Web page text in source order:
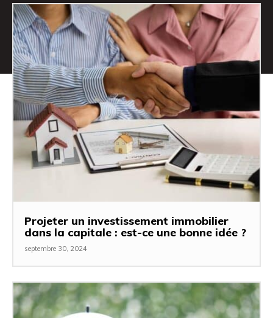
Projeter un investissement immobilier
dans la capitale : est-ce une bonne idée ?
septembre 30, 2024